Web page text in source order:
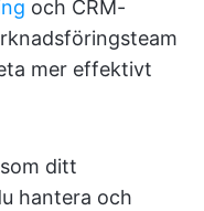
och CRM-
mer effektivt
ditt
hantera och